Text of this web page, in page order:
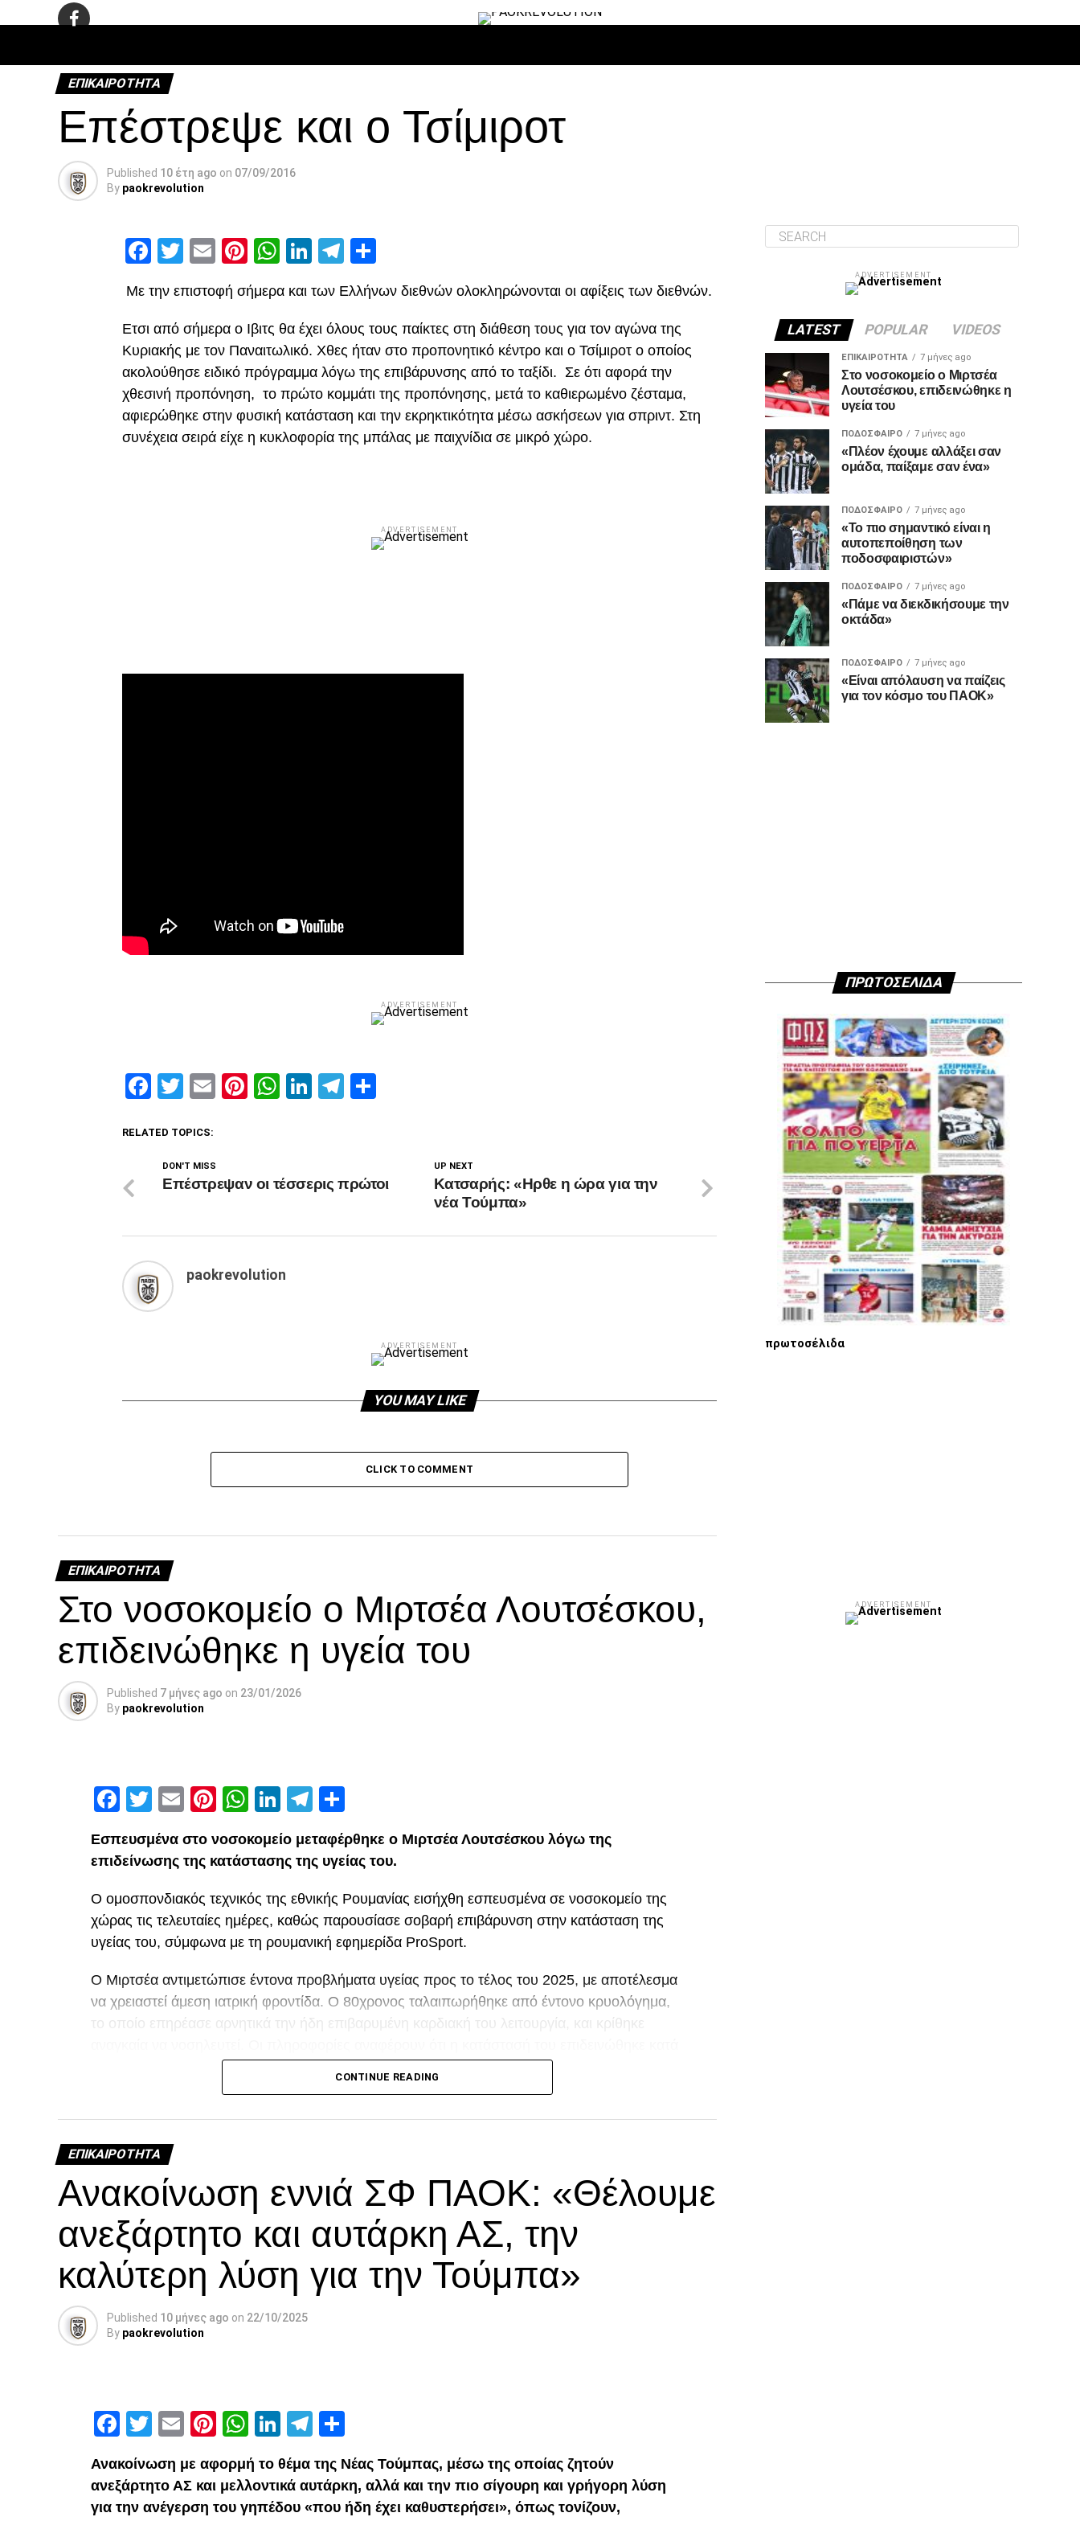
ΕΠΙΚΑΙΡΌΤΗΤΑ
Επέστρεψε και ο Τσίμιροτ
Published 10 έτη ago on 07/09/2016
By paokrevolution
Facebook
Twitter
EmailPinterest
WhatsApp
LinkedIn
Telegram
Με την επιστοφή σήμερα και των Ελλήνων διεθνών ολοκληρώνονται οι αφίξεις των διεθνών.
Ετσι από σήμερα ο Ιβιτς θα έχει όλους τους παίκτες στη διάθεση τους για τον αγώνα της
Κυριακής με τον Παναιτωλικό. Χθες ήταν στο προπονητικό κέντρο και ο Τσίμιροτ ο οποίος
ακολούθησε ειδικό πρόγραμμα λόγω της επιβάρυνσης από το ταξίδι. Σε ότι αφορά την
χθεσινή προπόνηση, το πρώτο κομμάτι της προπόνησης, μετά το καθιερωμένο ζέσταμα,
αφιερώθηκε στην φυσική κατάσταση και την εκρηκτικότητα μέσω ασκήσεων για σπριντ. Στη
συνέχεια σειρά είχε η κυκλοφορία της μπάλας με παιχνίδια σε μικρό χώρο.
ADVERTISEMENT
ADVERTISEMENT
Facebook
Twitter
EmailPinterest
WhatsApp
LinkedIn
Telegram
RELATED TOPICS:
UP NEXT
Κατσαρής: «Ηρθε η ώρα για την
νέα Τούμπα»
DON'T MISS
Επέστρεψαν οι τέσσερις πρώτοι
paokrevolution
ADVERTISEMENT
YOU MAY LIKE
CLICK TO COMMENT
ΕΠΙΚΑΙΡΌΤΗΤΑ
Στο νοσοκομείο ο Μιρτσέα Λουτσέσκου,
επιδεινώθηκε η υγεία του
Published 7 μήνες ago on 23/01/2026
By paokrevolution
Facebook
Twitter
EmailPinterest
WhatsApp
LinkedIn
Telegram
Εσπευσμένα στο νοσοκομείο μεταφέρθηκε ο Μιρτσέα Λουτσέσκου λόγω της
επιδείνωσης της κατάστασης της υγείας του.
Ο ομοσπονδιακός τεχνικός της εθνικής Ρουμανίας εισήχθη εσπευσμένα σε νοσοκομείο της
χώρας τις τελευταίες ημέρες, καθώς παρουσίασε σοβαρή επιβάρυνση στην κατάσταση της
υγείας του, σύμφωνα με τη ρουμανική εφημερίδα ProSport.
Ο Μιρτσέα αντιμετώπισε έντονα προβλήματα υγείας προς το τέλος του 2025, με αποτέλεσμα
να χρειαστεί άμεση ιατρική φροντίδα. Ο 80χρονος ταλαιπωρήθηκε από έντονο κρυολόγημα,
το οποίο επηρέασε αρνητικά την ήδη επιβαρυμένη καρδιακή του λειτουργία, και κρίθηκε
τη διάρκεια της νοσηλείας του.
CONTINUE READING
ΕΠΙΚΑΙΡΌΤΗΤΑ
Ανακοίνωση εννιά ΣΦ ΠΑΟΚ: «Θέλουμε
ανεξάρτητο και αυτάρκη ΑΣ, την
καλύτερη λύση για την Τούμπα»
Published 10 μήνες ago on 22/10/2025
By paokrevolution
Facebook
Twitter
EmailPinterest
WhatsApp
LinkedIn
Telegram
Ανακοίνωση με αφορμή το θέμα της Νέας Τούμπας, μέσω της οποίας ζητούν
ανεξάρτητο ΑΣ και μελλοντικά αυτάρκη, αλλά και την πιο σίγουρη και γρήγορη λύση
για την ανέγερση του γηπέδου «που ήδη έχει καθυστερήσει», όπως τονίζουν,
ADVERTISEMENT
LATEST POPULAR VIDEOS
ΕΠΙΚΑΙΡΌΤΗΤΑ 7 μήνες ago
Στο νοσοκομείο ο Μιρτσέα
Λουτσέσκου, επιδεινώθηκε η
υγεία του
ΠΟΔΌΣΦΑΙΡΟ 7 μήνες ago
«Πλέον έχουμε αλλάξει σαν
ομάδα, παίξαμε σαν ένα»
ΠΟΔΌΣΦΑΙΡΟ 7 μήνες ago
«Το πιο σημαντικό είναι η
αυτοπεποίθηση των
ποδοσφαιριστών»
ΠΟΔΌΣΦΑΙΡΟ 7 μήνες ago
«Πάμε να διεκδικήσουμε την
οκτάδα»
ΠΟΔΌΣΦΑΙΡΟ 7 μήνες ago
«Είναι απόλαυση να παίζεις
για τον κόσμο του ΠΑΟΚ»
ΠΡΩΤΟΣΕΛΙΔΑ
πρωτοσέλιδα
ADVERTISEMENT